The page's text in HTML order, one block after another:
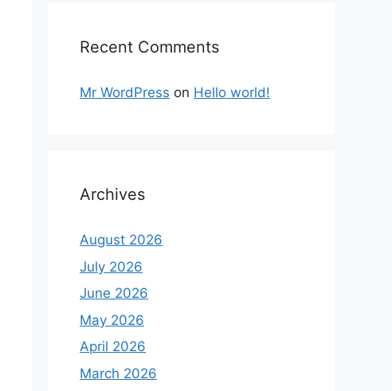
Recent Comments
Mr WordPress on Hello world!
Archives
August 2026
July 2026
June 2026
May 2026
April 2026
March 2026